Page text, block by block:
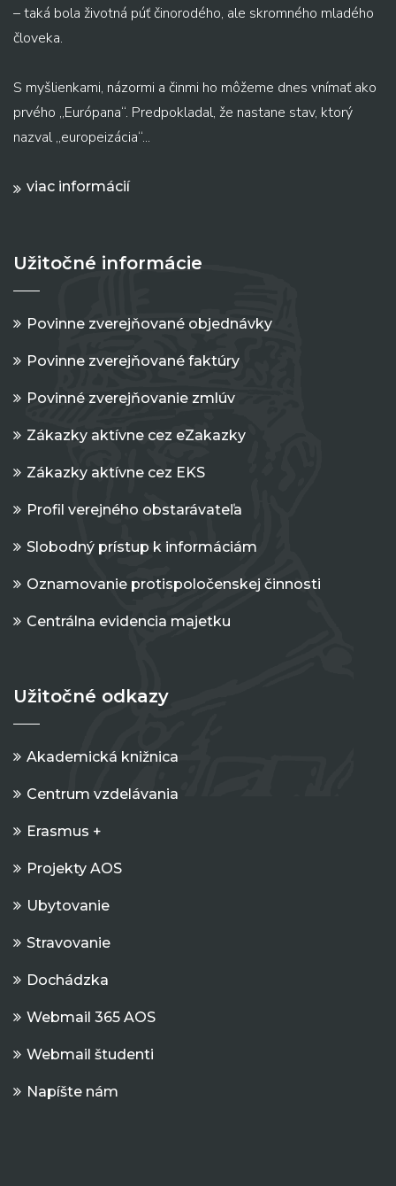
– taká bola životná púť činorodého, ale skromného mladého
človeka.
S myšlienkami, názormi a činmi ho môžeme dnes vnímať ako
prvého „Európana“. Predpokladal, že nastane stav, ktorý
nazval „europeizácia“...
viac informácií
Užitočné informácie
Povinne zverejňované objednávky
Povinne zverejňované faktúry
Povinné zverejňovanie zmlúv
Zákazky aktívne cez eZakazky
Zákazky aktívne cez EKS
Profil verejného obstarávateľa
Slobodný prístup k informáciám
Oznamovanie protispoločenskej činnosti
Centrálna evidencia majetku
Užitočné odkazy
Akademická knižnica
Centrum vzdelávania
Erasmus +
Projekty AOS
Ubytovanie
Stravovanie
Dochádzka
Webmail 365 AOS
Webmail študenti
Napíšte nám